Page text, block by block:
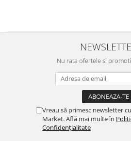
Nu rata ofertele si
Vreau să primesc newsletter
Market. Află mai multe în
Confidențialitate